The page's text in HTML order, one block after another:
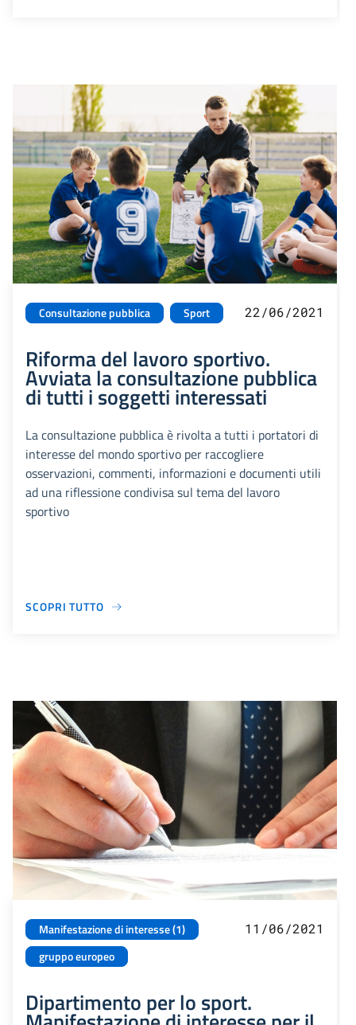
Consultazione pubblica Sport 22/06/2021
Riforma del lavoro sportivo.
Avviata la consultazione pubblica
di tutti i soggetti interessati
La consultazione pubblica è rivolta a tutti i portatori di
interesse del mondo sportivo per raccogliere
osservazioni, commenti, informazioni e documenti utili
ad una riflessione condivisa sul tema del lavoro
sportivo
SCOPRI TUTTO
Manifestazione di interesse (1)
gruppo europeo
11/06/2021
Dipartimento per lo sport.